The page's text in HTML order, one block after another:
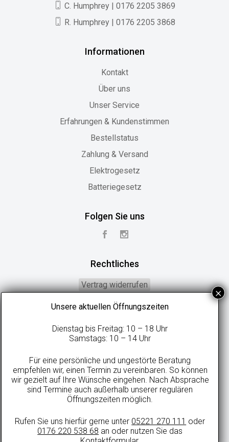
C. Humphrey | 0176 2205 3869
R. Humphrey | 0176 2205 3868
Informationen
Kontakt
Über uns
Unser Service
Erfahrungen & Kundenstimmen
Bestellstatus
Zahlung & Versand
Elektrogesetz
Batteriegesetz
Folgen Sie uns
Rechtliches
Vertrag widerrufen
Widerrufsbelehrung
Datenschutzerklärung
Impressum
Versandkosten.
© 2021 sweetdreamsbetten.de
Unsere aktuellen Öffnungszeiten
Dienstag bis Freitag: 10 – 18 Uhr
Samstags: 10 – 14 Uhr
Für eine persönliche und ungestörte Beratung
empfehlen wir, einen Termin zu vereinbaren. So können
wir gezielt auf Ihre Wünsche eingehen. Nach Absprache
sind Termine auch außerhalb unserer regulären
Öffnungszeiten möglich.
Rufen Sie uns hierfür gerne unter 05221 270 111 oder
0176 220 538 68 an oder nutzen Sie das